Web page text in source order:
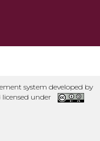
system developed by
licensed under